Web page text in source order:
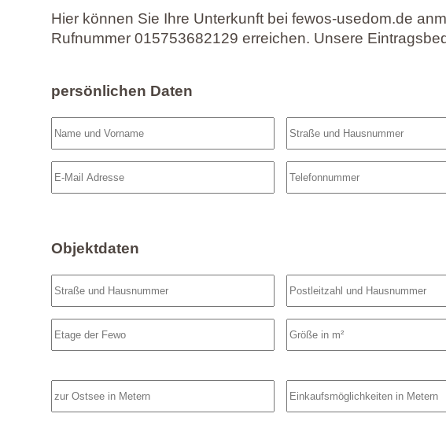
Hier können Sie Ihre Unterkunft bei fewos-usedom.de
Rufnummer 015753682129 erreichen. Unsere
persönlichen Daten
Objektdaten